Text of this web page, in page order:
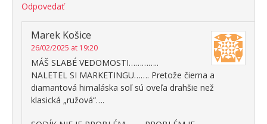
Odpovedať
Marek Košice
26/02/2025 at 19:20
MÁŠ SLABÉ VEDOMOSTI…………..
NALETEL SI MARKETINGU……. Pretože čierna a
diamantová himaláska soľ sú oveľa drahšie než
klasická „ružová“….